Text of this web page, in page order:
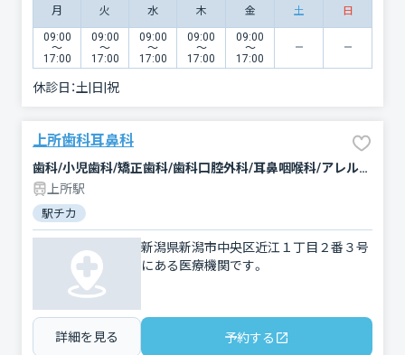
月 火 水 木 金 土 日
09:00
〜
17:00
09:00
〜
17:00
09:00
〜
17:00
09:00
〜
17:00
09:00
〜
17:00
休診日：土|日|祝
上所歯科耳鼻科
歯科/小児歯科/矯正歯科/歯科口腔外科/耳鼻咽喉科/アレルギー科
上所駅
駅チカ
新潟県新潟市中央区近江１丁目２番３号
にある医療機関です。
詳細を見る 予約する